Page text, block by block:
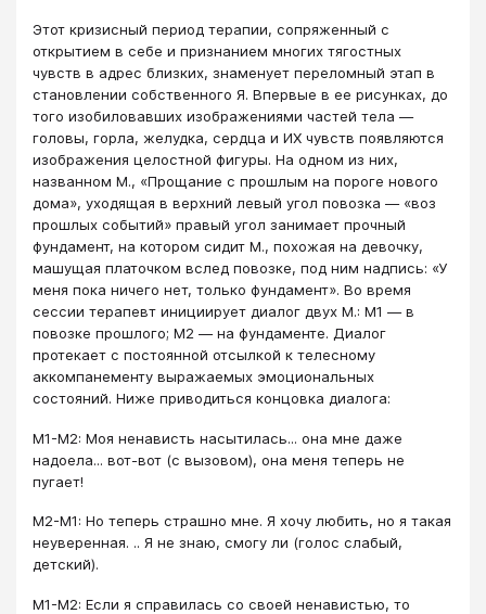
Этот кризисный период терапии, сопряженный с
открытием в себе и признанием многих тягостных
чувств в адрес близких, знаменует переломный этап в
становлении собственного Я. Впервые в ее рисунках, до
того изобиловавших изображениями частей тела ―
головы, горла, желудка, сердца и ИХ чувств появляются
изображения целостной фигуры. На одном из них,
названном М., «Прощание с прошлым на пороге нового
дома», уходящая в верхний левый угол повозка ― «воз
прошлых событий» правый угол занимает прочный
фундамент, на котором сидит М., похожая на девочку,
машущая платочком вслед повозке, под ним надпись: «У
меня пока ничего нет, только фундамент». Во время
сессии терапевт инициирует диалог двух М.: М1 ― в
повозке прошлого; М2 ― на фундаменте. Диалог
протекает с постоянной отсылкой к телесному
аккомпанементу выражаемых эмоциональных
состояний. Ниже приводиться концовка диалога:
М1-М2: Моя ненависть насытилась... она мне даже
надоела... вот-вот (с вызовом), она меня теперь не
пугает!
М2-М1: Но теперь страшно мне. Я хочу любить, но я такая
неуверенная. .. Я не знаю, смогу ли (голос слабый,
детский).
М1-М2: Если я справилась со своей ненавистью, то